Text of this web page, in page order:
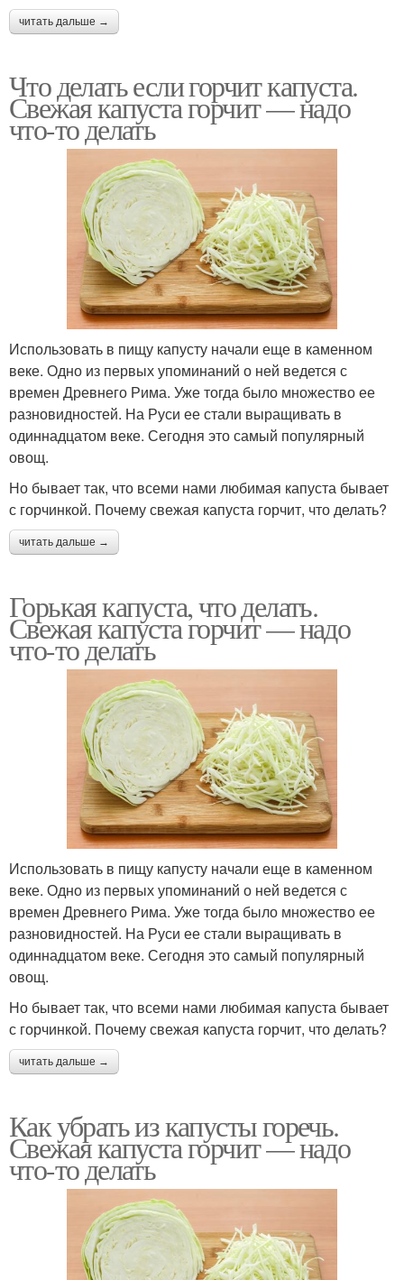
читать дальше →
Что делать если горчит капуста.
Свежая капуста горчит — надо
что-то делать
Использовать в пищу капусту начали еще в каменном
веке. Одно из первых упоминаний о ней ведется с
времен Древнего Рима. Уже тогда было множество ее
разновидностей. На Руси ее стали выращивать в
одиннадцатом веке. Сегодня это самый популярный
овощ.
Но бывает так, что всеми нами любимая капуста бывает
с горчинкой. Почему свежая капуста горчит, что делать?
читать дальше →
Горькая капуста, что делать.
Свежая капуста горчит — надо
что-то делать
Использовать в пищу капусту начали еще в каменном
веке. Одно из первых упоминаний о ней ведется с
времен Древнего Рима. Уже тогда было множество ее
разновидностей. На Руси ее стали выращивать в
одиннадцатом веке. Сегодня это самый популярный
овощ.
Но бывает так, что всеми нами любимая капуста бывает
с горчинкой. Почему свежая капуста горчит, что делать?
читать дальше →
Как убрать из капусты горечь.
Свежая капуста горчит — надо
что-то делать